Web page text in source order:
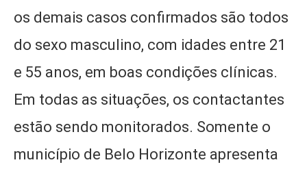
os demais casos confirmados são todos
do sexo masculino, com idades entre 21
e 55 anos, em boas condições clínicas.
Em todas as situações, os contactantes
estão sendo monitorados. Somente o
município de Belo Horizonte apresenta